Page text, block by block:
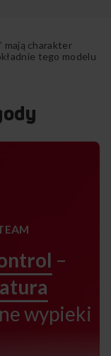
mają charakter
tego modelu
–
wypieki